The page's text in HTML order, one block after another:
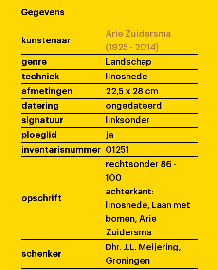
Gegevens
kunstenaar
Arie Zuidersma
(1925 - 2014)
genre
Landschap
techniek
linosnede
afmetingen
22,5 x 28 cm
datering
ongedateerd
signatuur
linksonder
ploeglid
ja
inventarisnummer
01251
opschrift
rechtsonder 86 -
100
achterkant:
linosnede, Laan met
bomen, Arie
Zuidersma
schenker
Dhr. J.L. Meijering,
Groningen